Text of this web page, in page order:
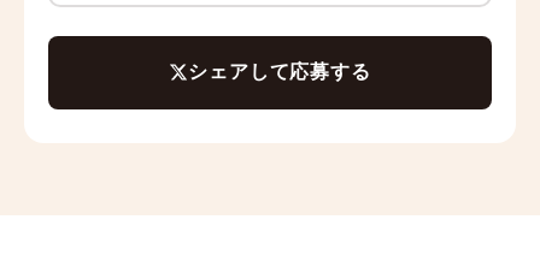
シェアして応募する